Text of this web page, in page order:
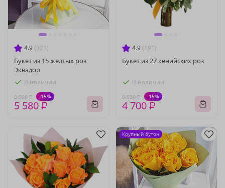
4.9 (321)
Букет из 15 желтых роз
Эквадор
В наличии
6 560 ₽ -15%
5 580 ₽
4.9 (191)
Букет из 27 кенийских роз
В наличии
5 530 ₽ -15%
4 700 ₽
Крупный бутон